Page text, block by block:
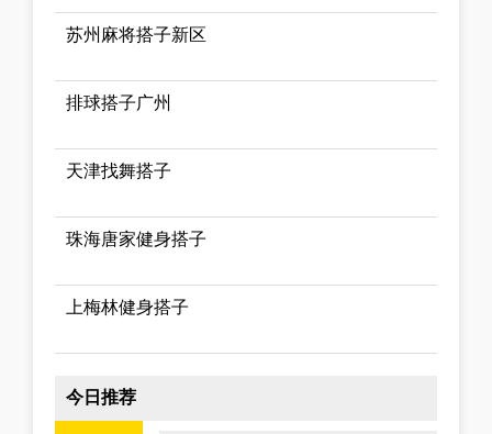
苏州麻将搭子新区
排球搭子广州
天津找舞搭子
珠海唐家健身搭子
上梅林健身搭子
今日推荐